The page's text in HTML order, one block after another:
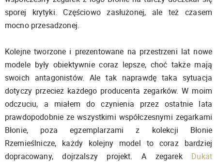
sporej krytyki. Częściowo zasłużonej, ale też czasem
mocno przesadzonej.
Kolejne tworzone i prezentowane na przestrzeni lat nowe
modele były obiektywnie coraz lepsze, choć także mają
swoich antagonistów. Ale tak naprawdę taka sytuacja
dotyczy przecież każdego producenta zegarków. W moim
odczuciu, a miałem do czynienia przez ostatnie lata
prawdopodobnie ze wszystkimi współczesnymi zegarkami
Błonie, poza egzemplarzami z kolekcji Błonie
Rzemieślnicze, każdy kolejny model to coraz bardziej
dopracowany, dojrzalszy projekt. A zegarek Dukat